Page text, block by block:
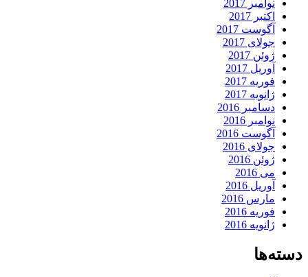
نوامبر 2017
اکتبر 2017
آگوست 2017
جولای 2017
ژوئن 2017
آوریل 2017
فوریه 2017
ژانویه 2017
دسامبر 2016
نوامبر 2016
آگوست 2016
جولای 2016
ژوئن 2016
می 2016
آوریل 2016
مارس 2016
فوریه 2016
ژانویه 2016
دسته‌ها